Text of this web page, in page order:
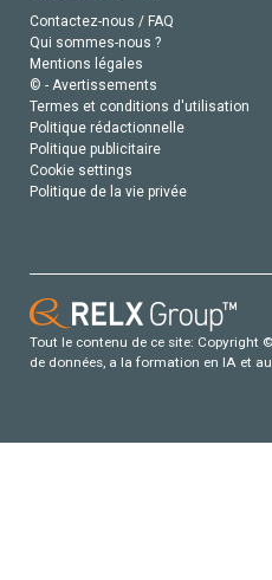
Contactez-nous / FAQ
Qui sommes-nous ?
Mentions légales
© - Avertissements
Termes et conditions d'utilisation
Politique rédactionnelle
Politique publicitaire
Cookie settings
Politique de la vie privée
Tout le contenu de ce site: Copyright
de données, a la formation en IA et